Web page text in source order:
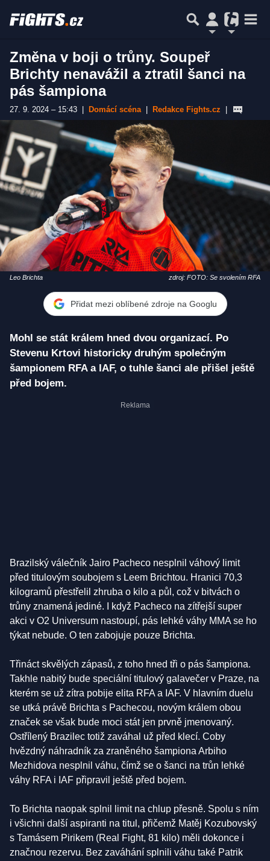
Změna v boji o trůny. Soupeř
Brichty nenavážil a ztratil šanci na
pás šampiona
27. 9. 2024 – 15:43 Domácí scéna Redakce Fights.cz
Leo Brichta zdroj: FOTO: Se svolením RFA
Přidat mezi oblíbené zdroje na Googlu
Mohl se stát králem hned dvou organizací. Po
Stevenu Krtovi historicky druhým společným
šampionem RFA a IAF, o tuhle šanci ale přišel ještě
před bojem.
Brazilský válečník Jairo Pacheco nesplnil váhový limit
před titulovým soubojem s Leem Brichtou. Hranici 70,3
kilogramů přestřelil zhruba o kilo a půl, což v bitvách o
trůny znamená jediné. I když Pacheco na zítřejší super
akci v O2 Universum nastoupí, pás lehké váhy MMA se ho
týkat nebude. O ten zabojuje pouze Brichta.
Třináct skvělých zápasů, z toho hned tři o pás šampiona.
Takhle nabitý bude speciální titulový galavečer v Praze, na
kterém se už zítra pobije elita RFA a IAF. V hlavním duelu
se utká právě Brichta s Pachecou, novým králem obou
značek se však bude moci stát jen prvně jmenovaný.
Ostřílený Brazilec totiž zaváhal už před klecí. Coby
hvězdný náhradník za zraněného šampiona Arbiho
Mezhidova nesplnil váhu, čímž se o šanci na trůn lehké
váhy RFA i IAF připravil ještě před bojem.
To Brichta naopak splnil limit na chlup přesně. Spolu s ním
i všichni další aspiranti na titul, přičemž Matěj Kozubovský
s Tamásem Pirikem (Real Fight, 81 kilo) měli dokonce i
značnou rezervu. Bez zaváhání splnili váhu také Patrik